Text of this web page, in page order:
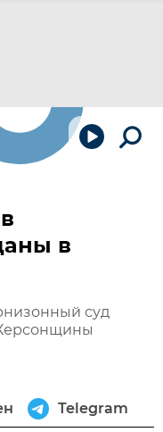
в
суд
Telegram